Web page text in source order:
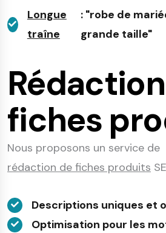
Longue
traîne
: "robe de
grande taille"
fiches
Nous proposons un service de
rédaction de fiches produits
Descriptions uniques et
Optimisation pour les